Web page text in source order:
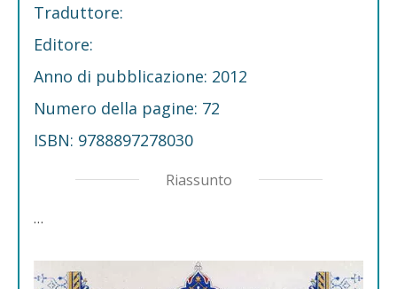
Traduttore:
Editore:
Anno di pubblicazione: 2012
Numero della pagine: 72
ISBN: 9788897278030
Riassunto
…